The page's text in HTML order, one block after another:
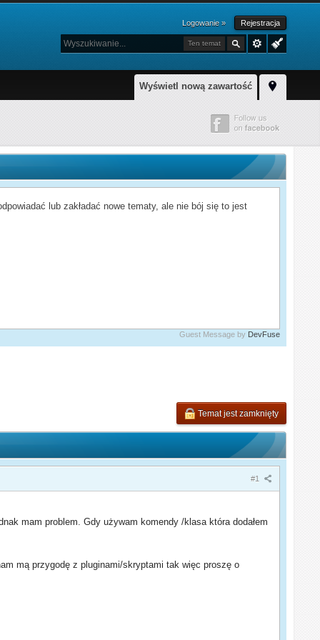
Logowanie » Rejestracja
Ten temat
Wyświetl nową zawartość
lub zakładać nowe tematy, ale nie bój się to jest
Guest Message by DevFuse
Temat jest zamknięty
#1
mam problem. Gdy używam komendy /klasa która dodałem
mą przygodę z pluginami/skryptami tak więc proszę o